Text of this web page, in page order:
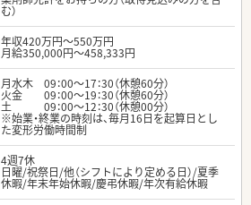
む）
年収420万円～550万円
月給350,000円～458,333円
月水木 09：00～17：30（休憩60分）
火金 09：00～19：30（休憩60分）
土 09：00～12：30（休憩00分）
※始業・終業の時刻は、毎月16日を起算日とし
た変形労働時間制
4週7休
日曜/祝祭日/他（シフトにより定める日）/夏季
休暇/年末年始休暇/慶弔休暇/年次有給休暇